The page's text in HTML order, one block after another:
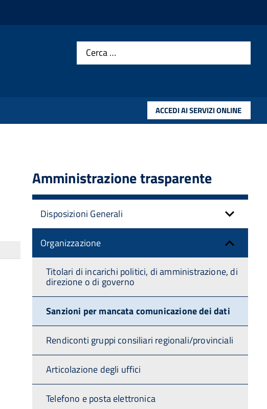
Cerca …
ACCEDI AI SERVIZI ONLINE
Amministrazione trasparente
Disposizioni Generali
Organizzazione
Titolari di incarichi politici, di amministrazione, di
direzione o di governo
Sanzioni per mancata comunicazione dei dati
Rendiconti gruppi consiliari regionali/provinciali
Articolazione degli uffici
Telefono e posta elettronica